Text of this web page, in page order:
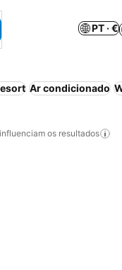
PT · €
Ar condicionado
os resultados
aos favoritos